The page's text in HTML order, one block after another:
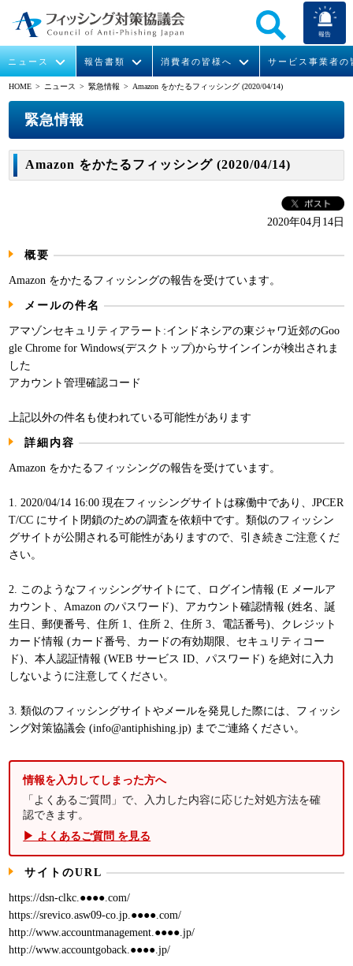
報告
ニュース
イベント
報告書類
月次報告書
消費者の皆様へ
フィッシングの報告
マンガでわかるフィッシング詐欺対策 5ヶ条
サービス事業者の
STOP. THINK. CONNECT.
運営委員紹介
WG活動
入会案内
HOME > ニュース >緊急情報 > Amazon をかたるフィッシング (2020/04/14)
緊急情報
Amazon をかたるフィッシング (2020/04/14)
2020年04月14日
概要
Amazon をかたるフィッシングの報告を受けています。
メールの件名
アマゾンセキュリティアラート:インドネシアの東ジャワ近郊のGoo
gle Chrome for Windows(デスクトップ)からサインインが検出されま
した
アカウント管理確認コード
上記以外の件名も使われている可能性があります
詳細内容
Amazon をかたるフィッシングの報告を受けています。
1. 2020/04/14 16:00 現在フィッシングサイトは稼働中であり、JPCER
T/CC にサイト閉鎖のための調査を依頼中です。類似のフィッシン
グサイトが公開される可能性がありますので、引き続きご注意くだ
さい。
2. このようなフィッシングサイトにて、ログイン情報 (E メールア
カウント、Amazon のパスワード)、アカウント確認情報 (姓名、誕
生日、郵便番号、住所 1、住所 2、住所 3、電話番号)、クレジット
カード情報 (カード番号、カードの有効期限、セキュリティコー
ド)、本人認証情報 (WEB サービス ID、パスワード) を絶対に入力
しないように注意してください。
3. 類似のフィッシングサイトやメールを発見した際には、フィッシ
ング対策協議会 (info@antiphishing.jp) までご連絡ください。
情報を入力してしまった方へ
「よくあるご質問」で、入力した内容に応じた対処方法を確
認できます。
▶ よくあるご質問 を見る
サイトのURL
https://dsn-clkc.●●●●.com/
https://srevico.asw09-co.jp.●●●●.com/
http://www.accountmanagement.●●●●.jp/
http://www.accountgoback.●●●●.jp/